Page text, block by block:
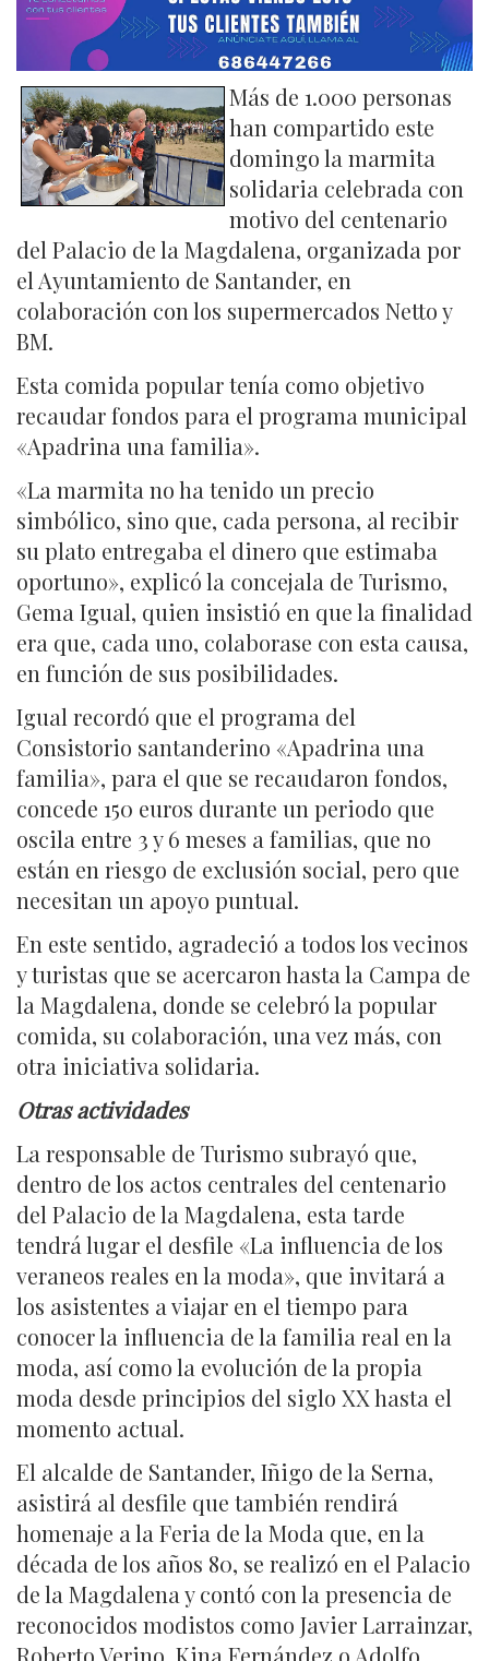
Más de 1.000 personas
han compartido este
domingo la marmita
solidaria celebrada con
motivo del centenario
del Palacio de la Magdalena, organizada por
el Ayuntamiento de Santander, en
colaboración con los supermercados Netto y
BM.
Esta comida popular tenía como objetivo
recaudar fondos para el programa municipal
«Apadrina una familia».
«La marmita no ha tenido un precio
simbólico, sino que, cada persona, al recibir
su plato entregaba el dinero que estimaba
oportuno», explicó la concejala de Turismo,
Gema Igual, quien insistió en que la finalidad
era que, cada uno, colaborase con esta causa,
en función de sus posibilidades.
Igual recordó que el programa del
Consistorio santanderino «Apadrina una
familia», para el que se recaudaron fondos,
concede 150 euros durante un periodo que
oscila entre 3 y 6 meses a familias, que no
están en riesgo de exclusión social, pero que
necesitan un apoyo puntual.
En este sentido, agradeció a todos los vecinos
y turistas que se acercaron hasta la Campa de
la Magdalena, donde se celebró la popular
comida, su colaboración, una vez más, con
otra iniciativa solidaria.
Otras actividades
La responsable de Turismo subrayó que,
dentro de los actos centrales del centenario
del Palacio de la Magdalena, esta tarde
tendrá lugar el desfile «La influencia de los
veraneos reales en la moda», que invitará a
los asistentes a viajar en el tiempo para
conocer la influencia de la familia real en la
moda, así como la evolución de la propia
moda desde principios del siglo XX hasta el
momento actual.
El alcalde de Santander, Iñigo de la Serna,
asistirá al desfile que también rendirá
homenaje a la Feria de la Moda que, en la
década de los años 80, se realizó en el Palacio
de la Magdalena y contó con la presencia de
reconocidos modistos como Javier Larrainzar,
Roberto Verino, Kina Fernández o Adolfo